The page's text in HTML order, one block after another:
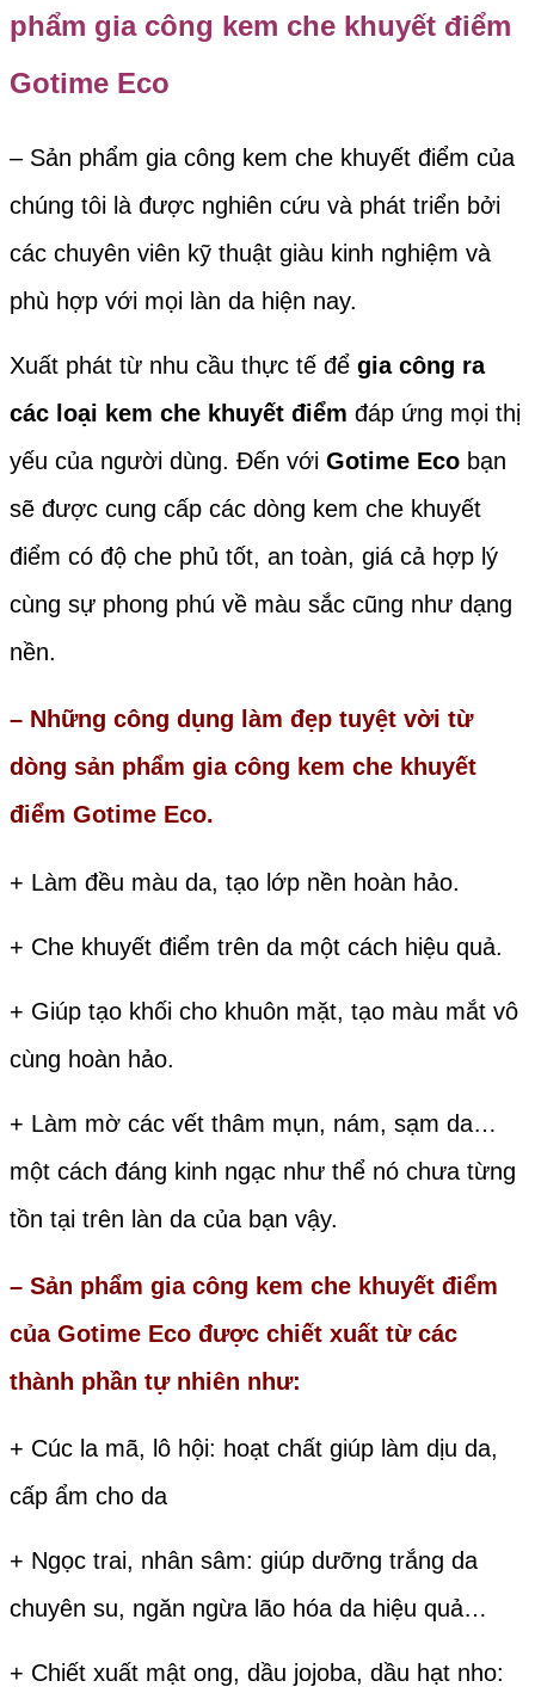
phẩm gia công kem che khuyết điểm
Gotime Eco
– Sản phẩm gia công kem che khuyết điểm của
chúng tôi là được nghiên cứu và phát triển bởi
các chuyên viên kỹ thuật giàu kinh nghiệm và
phù hợp với mọi làn da hiện nay.
Xuất phát từ nhu cầu thực tế để gia công ra
các loại kem che khuyết điểm đáp ứng mọi thị
yếu của người dùng. Đến với Gotime Eco bạn
sẽ được cung cấp các dòng kem che khuyết
điểm có độ che phủ tốt, an toàn, giá cả hợp lý
cùng sự phong phú về màu sắc cũng như dạng
nền.
– Những công dụng làm đẹp tuyệt vời từ
dòng sản phẩm gia công kem che khuyết
điểm Gotime Eco.
+ Làm đều màu da, tạo lớp nền hoàn hảo.
+ Che khuyết điểm trên da một cách hiệu quả.
+ Giúp tạo khối cho khuôn mặt, tạo màu mắt vô
cùng hoàn hảo.
+ Làm mờ các vết thâm mụn, nám, sạm da…
một cách đáng kinh ngạc như thể nó chưa từng
tồn tại trên làn da của bạn vậy.
– Sản phẩm gia công kem che khuyết điểm
của Gotime Eco được chiết xuất từ các
thành phần tự nhiên như:
+ Cúc la mã, lô hội: hoạt chất giúp làm dịu da,
cấp ẩm cho da
+ Ngọc trai, nhân sâm: giúp dưỡng trắng da
chuyên su, ngăn ngừa lão hóa da hiệu quả…
+ Chiết xuất mật ong, dầu jojoba, dầu hạt nho: